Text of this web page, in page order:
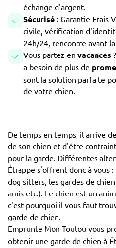
échange d'argent.
Sécurisé : Garantie Frais
civile, vérification
24h/24, rencontre avant
Vous partez en vacances
a besoin de plus de
sont la solution parfaite
de votre chien.
De temps en temps, il arrive
de son chien et d'être
pour la garde. Différentes
Étrappe s'offrent donc à vous
dog sitters, les gardes de
amis etc.). Le chien est un
c'est pourquoi il vous faut
garde de chien.
Emprunte Mon Toutou vous
obtenir une garde de chien à